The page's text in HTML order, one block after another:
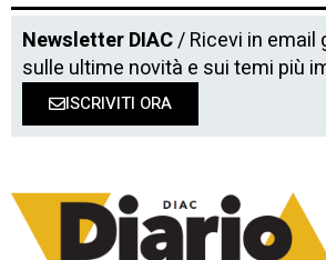
Newsletter DIAC/ Ricevi in email
sulle ultime novità e sui temi più
ISCRIVITI ORA